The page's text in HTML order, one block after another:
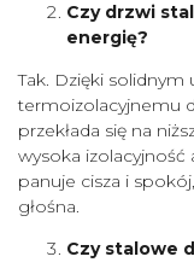
Czy drzwi
energię?
Tak. Dzięki solidnym
termoizolacyjnemu
przekłada się na
wysoka izolacyjność
panuje cisza i
głośna.
Czy stalowe